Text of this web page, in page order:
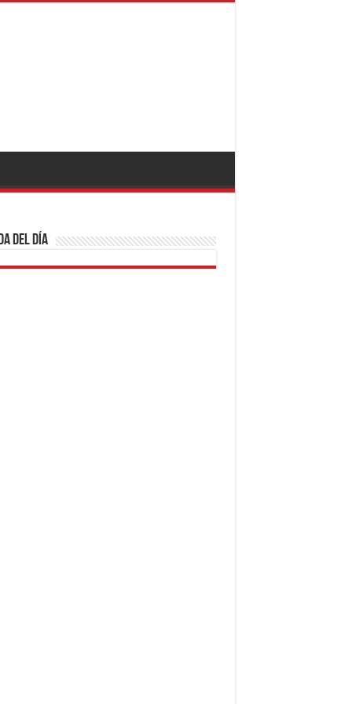
del día